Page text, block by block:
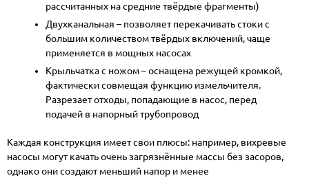
рассчитанных на средние твёрдые фрагменты)
Двухканальная – позволяет перекачивать стоки с
большим количеством твёрдых включений, чаще
применяется в мощных насосах
Крыльчатка с ножом – оснащена режущей кромкой,
фактически совмещая функцию измельчителя.
Разрезает отходы, попадающие в насос, перед
подачей в напорный трубопровод
Каждая конструкция имеет свои плюсы: например, вихревые
насосы могут качать очень загрязнённые массы без засоров,
однако они создают меньший напор и менее